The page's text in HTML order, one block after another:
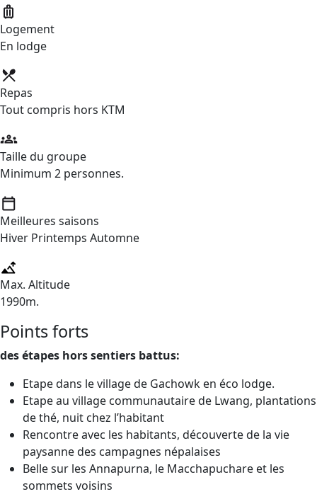
Logement
En lodge
Repas
Tout compris hors KTM
Taille du groupe
Minimum 2 personnes.
Meilleures saisons
Hiver Printemps Automne
Max. Altitude
1990m.
Points forts
des étapes hors sentiers battus:
Etape dans le village de Gachowk en éco lodge.
Etape au village communautaire de Lwang, plantations
de thé, nuit chez l’habitant
Rencontre avec les habitants, découverte de la vie
paysanne des campagnes népalaises
Belle sur les Annapurna, le Macchapuchare et les
sommets voisins